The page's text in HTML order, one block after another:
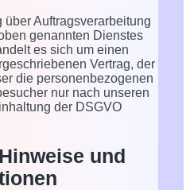
Auftragsverarbeitung
genannten Dienstes
es sich um einen
Vertrag, der
die personenbezogenen
nur nach unseren
der DSGVO
und